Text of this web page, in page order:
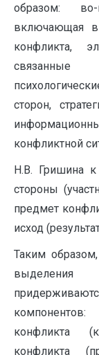
образом: во-
включающая в
конфликта,
сторон,
конфликтной
Н.В. Гришина к
стороны
предмет
исход
Таким
выделения
конфликта
конфликта